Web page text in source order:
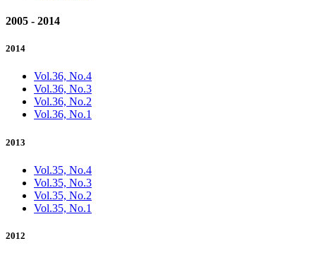
2005 - 2014
2014
Vol.36, No.4
Vol.36, No.3
Vol.36, No.2
Vol.36, No.1
2013
Vol.35, No.4
Vol.35, No.3
Vol.35, No.2
Vol.35, No.1
2012